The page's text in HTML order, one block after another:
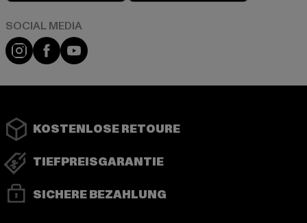
Instagram
FacebookYouTube
KOSTENLOSE RETOURE
TIEFPREISGARANTIE
SICHERE BEZAHLUNG